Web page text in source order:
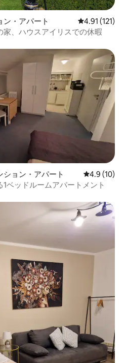
ン・アパート レビュー121
4.91 (121)
、ハウスアイリスでの休暇
。
ョン・アパート レビュー10
4.9 (10)
ベッドルームアパートメント